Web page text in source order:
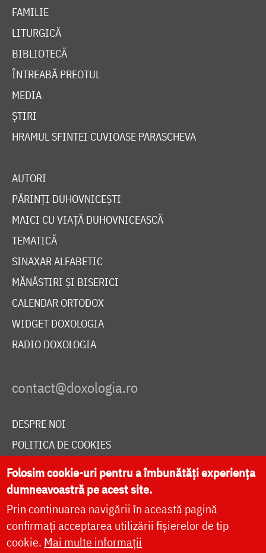
FAMILIE
LITURGICĂ
BIBLIOTECĂ
ÎNTREABĂ PREOTUL
MEDIA
ȘTIRI
HRAMUL SFINTEI CUVIOASE PARASCHEVA
AUTORI
PĂRINȚI DUHOVNICEȘTI
MAICI CU VIAȚĂ DUHOVNICEASCĂ
TEMATICĂ
SINAXAR ALFABETIC
MĂNĂSTIRI ȘI BISERICI
CALENDAR ORTODOX
WIDGET DOXOLOGIA
RADIO DOXOLOGIA
DESPRE NOI
POLITICA DE COOKIES
DONEAZĂ ONLINE PENTRU CATEDRALA NAȚIONALĂ
LIVE
Folosim cookie-uri pentru a îmbunătăți experiența
dumneavoastră pe acest site.
Prin continuarea navigării în această pagină
confirmați acceptarea utilizării fișierelor de tip
cookie. Mai multe informații